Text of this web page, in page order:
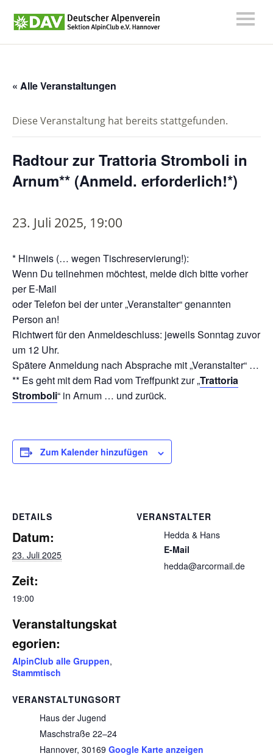
« Alle Veranstaltungen
Diese Veranstaltung hat bereits stattgefunden.
Radtour zur Trattoria Stromboli in
Arnum** (Anmeld. erforderlich!*)
23. Juli 2025, 19:00
* Hinweis (… wegen Tischreservierung!):
Wenn Du teilnehmen möchtest, melde dich bitte vorher
per E-Mail
oder Telefon bei der unter „Veranstalter“ genannten
Person an!
Richtwert für den Anmeldeschluss: jeweils Sonntag zuvor
um 12 Uhr.
Spätere Anmeldung nach Absprache mit „Veranstalter“ …
** Es geht mit dem Rad vom Treffpunkt zur „Trattoria
Stromboli“ in Arnum … und zurück.
Zum Kalender hinzufügen
DETAILS
Datum:
23. Juli 2025
Zeit:
19:00
Veranstaltungskat
egorien:
AlpinClub alle Gruppen,
Stammtisch
VERANSTALTUNGSORT
Haus der Jugend
Maschstraße 22–24
Hannover, 30169 Google Karte anzeigen
VERANSTALTER
Hedda & Hans
E-Mail
hedda@arcormail.de